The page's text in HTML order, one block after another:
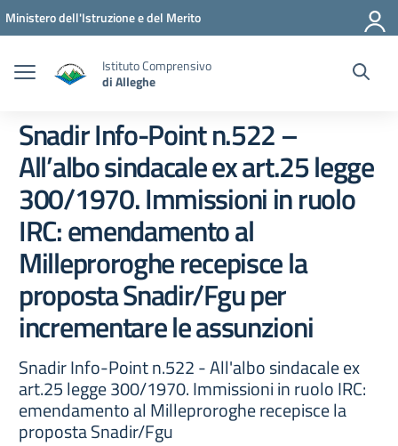
Vai ai contenuti
Vai al menu di navigazione
Vai al footer
Ministero dell'Istruzione e del Merito
Istituto Comprensivo
di Alleghe
Snadir Info-Point n.522 –
All’albo sindacale ex art.25 legge
300/1970. Immissioni in ruolo
IRC: emendamento al
Milleproroghe recepisce la
proposta Snadir/Fgu per
incrementare le assunzioni
Snadir Info-Point n.522 - All'albo sindacale ex
art.25 legge 300/1970. Immissioni in ruolo IRC:
emendamento al Milleproroghe recepisce la
proposta Snadir/Fgu